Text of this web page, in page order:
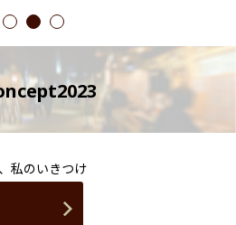
1 2 3